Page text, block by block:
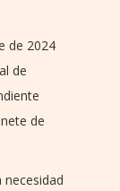
de 2024
de
de
necesidad